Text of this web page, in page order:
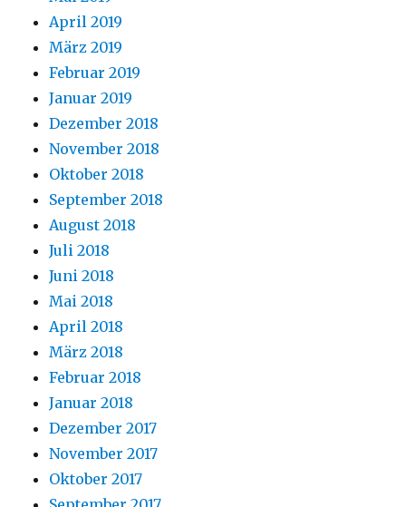
April 2019
März 2019
Februar 2019
Januar 2019
Dezember 2018
November 2018
Oktober 2018
September 2018
August 2018
Juli 2018
Juni 2018
Mai 2018
April 2018
März 2018
Februar 2018
Januar 2018
Dezember 2017
November 2017
Oktober 2017